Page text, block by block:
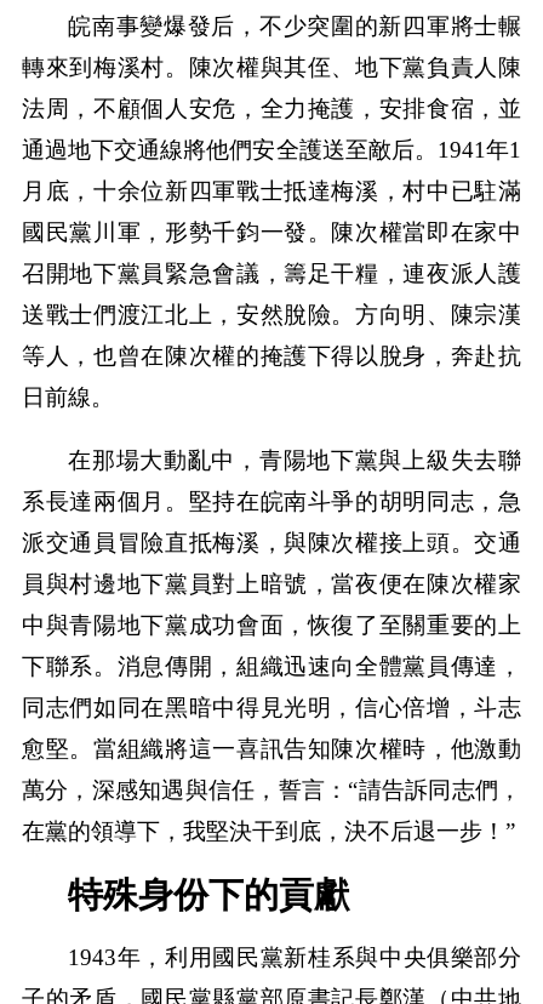
皖南事變爆發后，不少突圍的新四軍將士輾
轉來到梅溪村。陳次權與其侄、地下黨負責人陳
法周，不顧個人安危，全力掩護，安排食宿，並
通過地下交通線將他們安全護送至敵后。1941年1
月底，十余位新四軍戰士抵達梅溪，村中已駐滿
國民黨川軍，形勢千鈞一發。陳次權當即在家中
召開地下黨員緊急會議，籌足干糧，連夜派人護
送戰士們渡江北上，安然脫險。方向明、陳宗漢
等人，也曾在陳次權的掩護下得以脫身，奔赴抗
日前線。
在那場大動亂中，青陽地下黨與上級失去聯
系長達兩個月。堅持在皖南斗爭的胡明同志，急
派交通員冒險直抵梅溪，與陳次權接上頭。交通
員與村邊地下黨員對上暗號，當夜便在陳次權家
中與青陽地下黨成功會面，恢復了至關重要的上
下聯系。消息傳開，組織迅速向全體黨員傳達，
同志們如同在黑暗中得見光明，信心倍增，斗志
愈堅。當組織將這一喜訊告知陳次權時，他激動
萬分，深感知遇與信任，誓言：“請告訴同志們，
在黨的領導下，我堅決干到底，決不后退一步！”
特殊身份下的貢獻
1943年，利用國民黨新桂系與中央俱樂部分
子的矛盾，國民黨縣黨部原書記長鄭漢（中共地